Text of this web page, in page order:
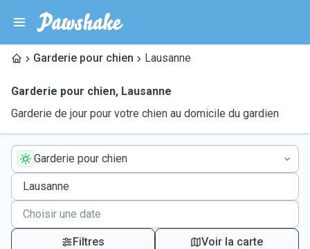
Garderie pour chien Lausanne
Garderie pour chien, Lausanne
Garderie de jour pour votre chien au domicile du gardien
Garderie pour chien
Filtres Voir la carte